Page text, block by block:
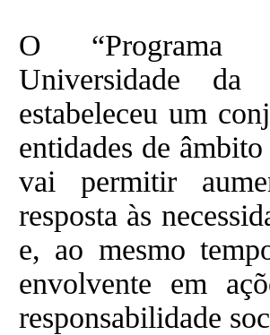
O “Programa
Universidade
estabeleceu um
entidades de
vai permitir
resposta às
e, ao mesmo
envolvente em
responsabilidade